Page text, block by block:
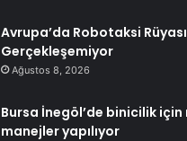
Avrupa’da Robotaksi Rüyası
Gerçekleşemiyor
Ağustos 8, 2026
Bursa İnegöl’de binicilik
manejler yapılıyor